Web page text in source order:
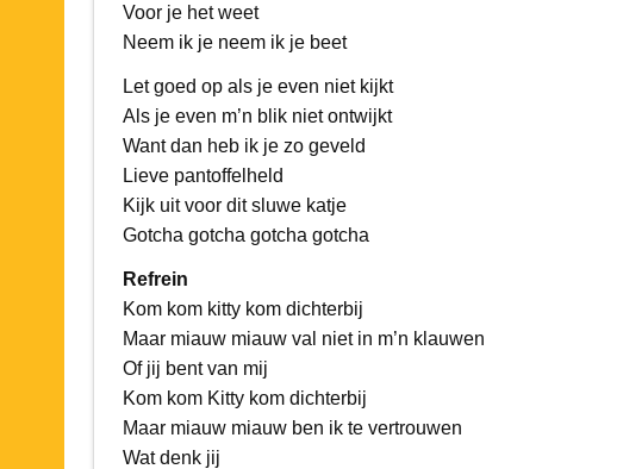
Voor je het weet
Neem ik je neem ik je beet
Let goed op als je even niet kijkt
Als je even m’n blik niet ontwijkt
Want dan heb ik je zo geveld
Lieve pantoffelheld
Kijk uit voor dit sluwe katje
Gotcha gotcha gotcha gotcha
Refrein
Kom kom kitty kom dichterbij
Maar miauw miauw val niet in m’n klauwen
Of jij bent van mij
Kom kom Kitty kom dichterbij
Maar miauw miauw ben ik te vertrouwen
Wat denk jij